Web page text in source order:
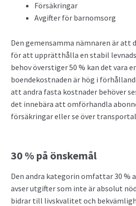
Försäkringar
Avgifter för barnomsorg
Den gemensamma nämnaren är att
för att upprätthålla en stabil
behov överstiger 50 % kan det vara
boendekostnaden är hög i
att andra fasta kostnader behöver
det innebära att omförhandla
försäkringar eller se över
30 % på önskemål
Den andra kategorin omfattar 30 %
avser utgifter som inte är absolut
bidrar till livskvalitet och